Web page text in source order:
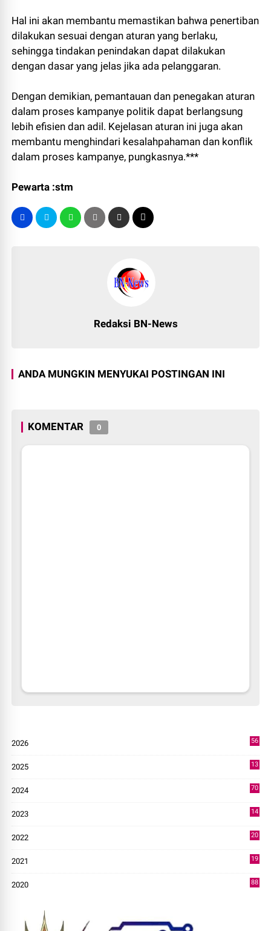
Hal ini akan membantu memastikan bahwa penertiban
dilakukan sesuai dengan aturan yang berlaku,
sehingga tindakan penindakan dapat dilakukan
dengan dasar yang jelas jika ada pelanggaran.
Dengan demikian, pemantauan dan penegakan aturan
dalam proses kampanye politik dapat berlangsung
lebih efisien dan adil. Kejelasan aturan ini juga akan
membantu menghindari kesalahpahaman dan konflik
dalam proses kampanye, pungkasnya.***
Pewarta :stm
Redaksi BN-News
ANDA MUNGKIN MENYUKAI POSTINGAN INI
KOMENTAR 0
2026
56
2025
13
2024
70
2023
14
2022
20
2021
19
2020
88